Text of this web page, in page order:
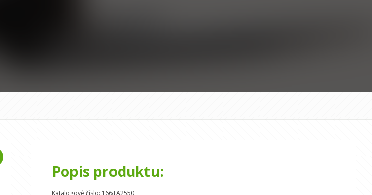
Popis produktu:
Katalogové číslo: 166TA2550